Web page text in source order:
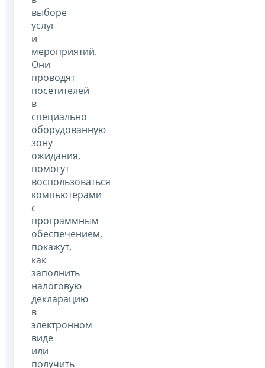
выборе
услуг
и
мероприятий.
Они
проводят
посетителей
в
специально
оборудованную
зону
ожидания,
помогут
воспользоваться
компьютерами
с
программным
обеспечением,
покажут,
как
заполнить
налоговую
декларацию
в
электронном
виде
или
получить